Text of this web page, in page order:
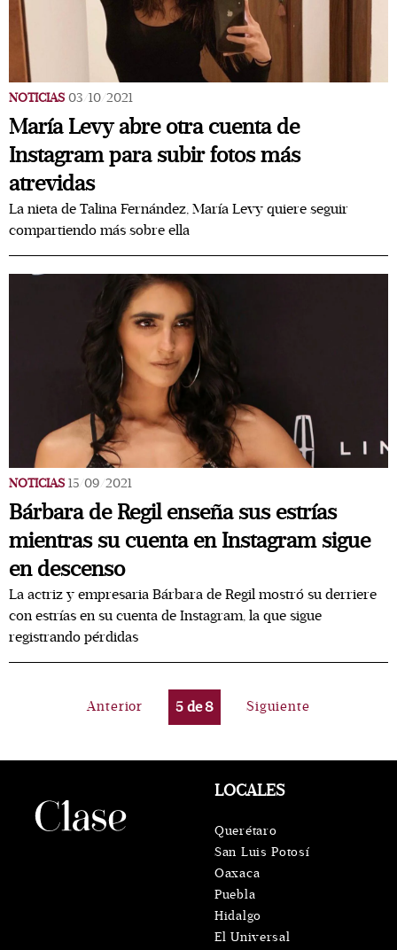
NOTICIAS 03/10/2021
María Levy abre otra cuenta de
Instagram para subir fotos más
atrevidas
La nieta de Talina Fernández, María Levy quiere seguir
compartiendo más sobre ella
NOTICIAS 15/09/2021
Bárbara de Regil enseña sus estrías
mientras su cuenta en Instagram sigue
en descenso
La actriz y empresaria Bárbara de Regil mostró su derriere
con estrías en su cuenta de Instagram, la que sigue
registrando pérdidas
Anterior 5 de8 Siguiente
LOCALES
Querétaro
San Luis Potosí
Oaxaca
Puebla
Hidalgo
El Universal